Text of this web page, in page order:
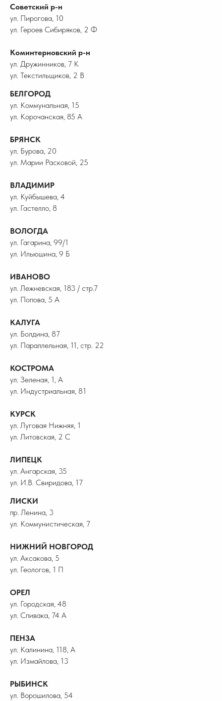
Советский р-н
ул. Пирогова, 10
ул. Героев Сибиряков, 2 Ф
Коминтерновский р-н
ул. Дружинников, 7 К
ул. Текстильщиков, 2 В
БЕЛГОРОД
ул. Коммунальная, 15
ул. Корочанская, 85 А
БРЯНСК
ул. Бурова, 20
ул. Марии Расковой, 25
ВЛАДИМИР
ул. Куйбышева, 4
ул. Гастелло, 8
ВОЛОГДА
ул. Гагарина, 99/1
ул. Ильюшина, 9 Б
ИВАНОВО
ул. Лежневская, 183 / стр.7
ул. Попова, 5 А
КАЛУГА
ул. Болдина, 87
ул. Параллельная, 11, стр. 22
КОСТРОМА
ул. Зеленая, 1, А
ул. Индустриальная, 81
КУРСК
ул. Луговая Нижняя, 1
ул. Литовская, 2 С
ЛИПЕЦК
ул. Ангарская, 35
ул. И.В. Свиридова, 17
ЛИСКИ
пр. Ленина, 3
ул. Коммунистическая, 7
НИЖНИЙ НОВГОРОД
ул. Аксакова, 5
ул. Геологов, 1 П
ОРЕЛ
ул. Городская, 48
ул. Спивака, 74 А
ПЕНЗА
ул. Калинина, 118, А
ул. Измайлова, 13
РЫБИНСК
ул. Ворошилова, 54